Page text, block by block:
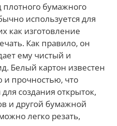
плотного бумажного
используется для
как изготовление
Как правило, он
ему чистый и
Белый картон известен
и прочностью, что
создания открыток,
и другой бумажной
легко резать,